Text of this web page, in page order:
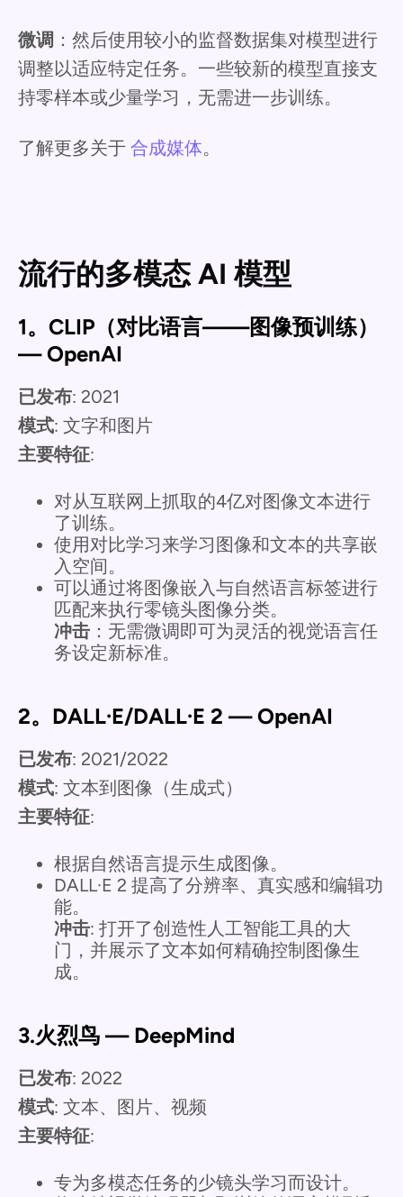
微调 ：然后使用较小的监督数据集对模型进行
调整以适应特定任务。一些较新的模型直接支
持零样本或少量学习，无需进一步训练。
了解更多关于 合成媒体。
流行的多模态 AI 模型
1。CLIP（对比语言——图像预训练）
— OpenAI
已发布: 2021
模式: 文字和图片
主要特征:
对从互联网上抓取的4亿对图像文本进行
了训练。
使用对比学习来学习图像和文本的共享嵌
入空间。
可以通过将图像嵌入与自然语言标签进行
匹配来执行零镜头图像分类。
冲击 ：无需微调即可为灵活的视觉语言任
务设定新标准。
2。DALL·E/DALL·E 2 — OpenAI
已发布: 2021/2022
模式: 文本到图像（生成式）
主要特征:
根据自然语言提示生成图像。
DALL·E 2 提高了分辨率、真实感和编辑功
能。
冲击: 打开了创造性人工智能工具的大
门，并展示了文本如何精确控制图像生
成。
3.火烈鸟 — DeepMind
已发布: 2022
模式: 文本、图片、视频
主要特征:
专为多模态任务的少镜头学习而设计。